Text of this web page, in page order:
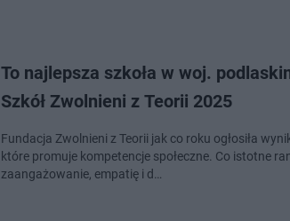
To najlepsza szkoła w woj.
Szkół Zwolnieni z Teorii 2025
Fundacja Zwolnieni z Teorii jak co roku ogłosiła
które promuje kompetencje społeczne. Co istotne
zaangażowanie, empatię i d…